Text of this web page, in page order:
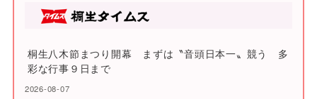
桐生八木節まつり開幕 まずは〝音頭日本一〟競う 多
彩な行事９日まで
2026-08-07